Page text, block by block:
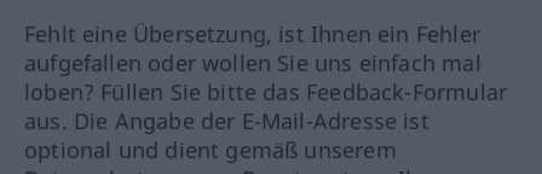
Fehlt eine Übersetzung, ist Ihnen ein Fehler
aufgefallen oder wollen Sie uns einfach mal
loben? Füllen Sie bitte das Feedback-Formular
aus. Die Angabe der E-Mail-Adresse ist
optional und dient gemäß unserem